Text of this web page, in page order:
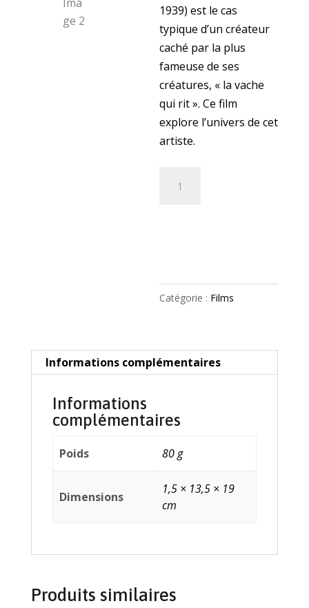
1939) est le cas
typique d’un créateur
caché par la plus
fameuse de ses
créatures, « la vache
qui rit ». Ce film
explore l’univers de cet
artiste.
fait
rire
Catégorie : Films
Informations complémentaires
Informations
complémentaires
Poids 80 g
Dimensions
1,5 × 13,5 × 19
cm
Produits similaires